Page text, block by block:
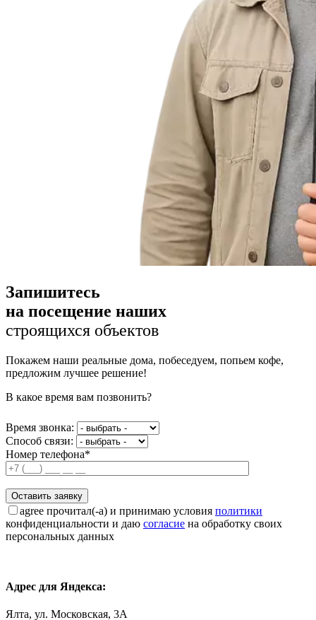
Запишитесь
на посещение наших
строящихся объектов
Покажем наши реальные дома, побеседуем, попьем кофе,
предложим лучшее решение!
В какое время вам позвонить?
Время звонка:
Способ связи:
Номер телефона*
agree прочитал(-а) и принимаю условия политики
конфиденциальности и даю согласие на обработку своих
персональных данных
Адрес для Яндекса:
Ялта, ул. Московская, 3А